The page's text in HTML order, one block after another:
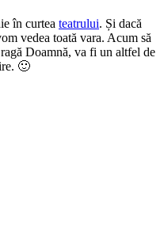
în curtea teatrului. Și dacă
vedea toată vara. Acum să
Doamnă, va fi un altfel de
🙂